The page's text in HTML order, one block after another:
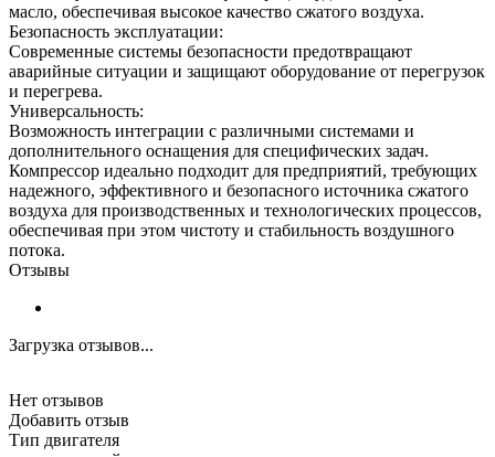
масло, обеспечивая высокое качество сжатого воздуха.
Безопасность эксплуатации:
Современные системы безопасности предотвращают
аварийные ситуации и защищают оборудование от перегрузок
и перегрева.
Универсальность:
Возможность интеграции с различными системами и
дополнительного оснащения для специфических задач.
Компрессор идеально подходит для предприятий, требующих
надежного, эффективного и безопасного источника сжатого
воздуха для производственных и технологических процессов,
обеспечивая при этом чистоту и стабильность воздушного
потока.
Отзывы
Загрузка отзывов...
Нет отзывов
Добавить отзыв
Тип двигателя